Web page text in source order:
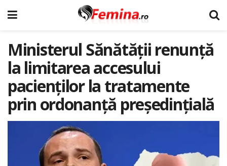
Ministerul Sănătății renunță
la limitarea accesului
pacienților la tratamente
prin ordonanță președințială